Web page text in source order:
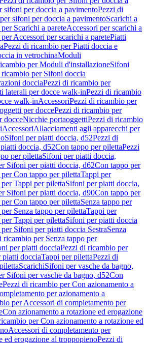
sifoni per doccia a pavimentoPezzi di
sifoni per doccia a pavimentoScarichi a
Scarichi a pareteAccessori per scarichi a
Accessori per scarichi a paretePiatti
Pezzi di ricambio per Piatti doccia e
in vetrochinaModuli
per Moduli d'installazioneSifoni
per Sifoni doccia
docciaPezzi di ricambio per
laterali per docce walk-inPezzi di ricambio
walk-inAccessoriPezzi di ricambio per
per doccePezzi di ricambio per
docceNicchie portaoggettiPezzi di ricambio
AccessoriAllacciamenti agli apparecchi per
Sifoni per piatti doccia, d52Pezzi di
doccia, d52Con tappo per pilettaPezzi
per pilettaSifoni per piatti doccia,
Sifoni per piatti doccia, d62Con tappo per
Con tappo per pilettaTappi per
Tappi per pilettaSifoni per piatti doccia,
Sifoni per piatti doccia, d90Con tappo per
Con tappo per pilettaSenza tappo per
Senza tappo per pilettaTappi per
Tappi per pilettaSifoni per piatti doccia
Sifoni per piatti doccia SestraSenza
ricambio per Senza tappo per
per piatti docciaPezzi di ricambio per
piatti docciaTappi per pilettaPezzi di
ScarichiSifoni per vasche da bagno,
Sifoni per vasche da bagno, d52Con
Pezzi di ricambio per Con azionamento a
per azionamento a
per Accessori di completamento per
Con azionamento a rotazione ed erogazione
per Con azionamento a rotazione ed
Accessori di completamento per
ed erogazione al troppopienoPezzi di